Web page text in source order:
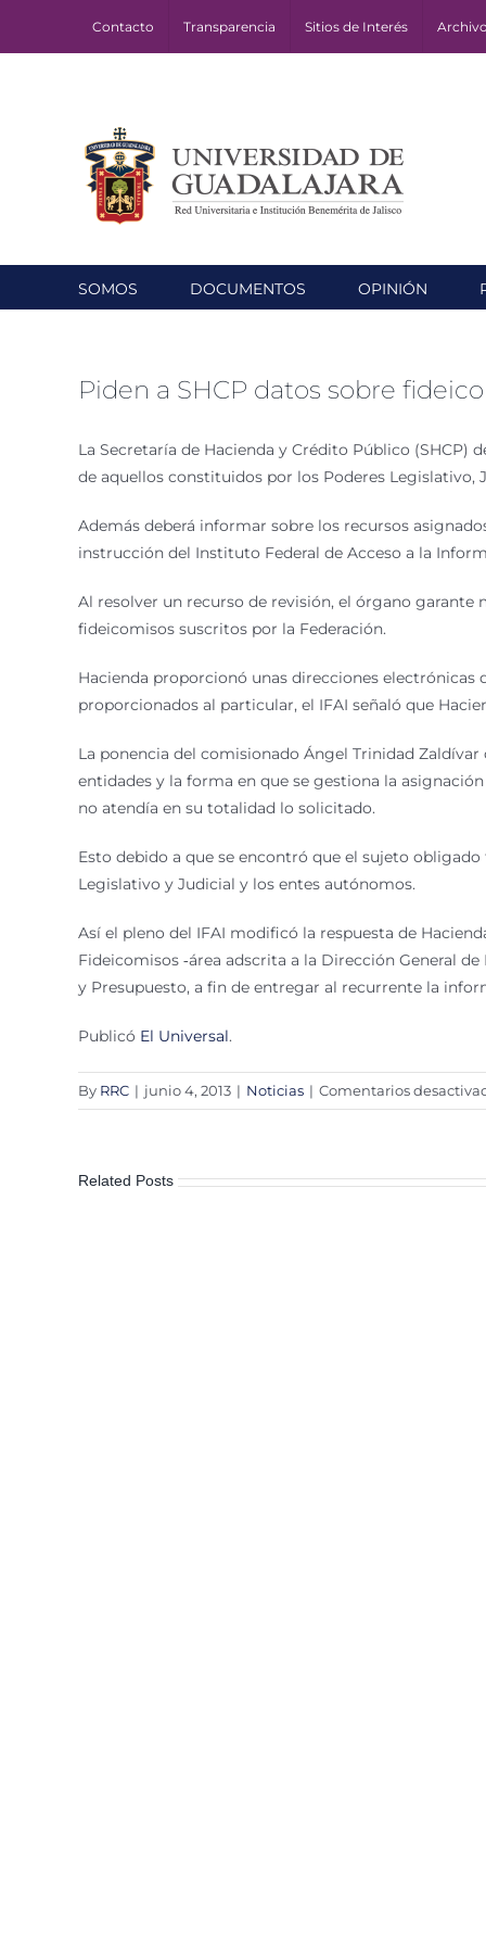
Contacto Transparencia Sitios de Interés
SOMOS DOCUMENTOS OPINIÓN
Piden a SHCP datos sobre
La Secretaría de Hacienda y Crédito Público (SHCP)
de aquellos constituidos por los Poderes Legislativo,
Además deberá informar sobre los recursos
instrucción del Instituto Federal de Acceso a la
Al resolver un recurso de revisión, el órgano
fideicomisos suscritos por la Federación.
Hacienda proporcionó unas direcciones electrónicas
proporcionados al particular, el IFAI señaló que
La ponencia del comisionado Ángel Trinidad
entidades y la forma en que se gestiona la
no atendía en su totalidad lo solicitado.
Esto debido a que se encontró que el sujeto
Legislativo y Judicial y los entes autónomos.
Así el pleno del IFAI modificó la respuesta de
Fideicomisos ‐área adscrita a la Dirección General
y Presupuesto, a fin de entregar al recurrente la
Publicó El Universal.
By RRC | junio 4, 2013 | Noticias | Comentarios
Related Posts